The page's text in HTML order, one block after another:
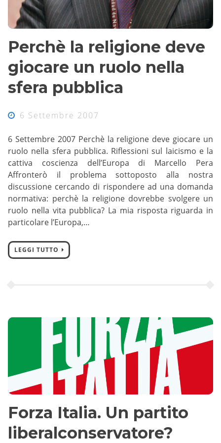
Perchè la religione deve
giocare un ruolo nella
sfera pubblica
6 Settembre 2007
6 Settembre 2007 Perchè la religione deve giocare un
ruolo nella sfera pubblica. Riflessioni sul laicismo e la
cattiva coscienza dell’Europa di Marcello Pera
Affronterò il problema sottoposto alla nostra
discussione cercando di rispondere ad una domanda
normativa: perchè la religione dovrebbe svolgere un
ruolo nella vita pubblica? La mia risposta riguarda in
particolare l’Europa,…
LEGGI TUTTO
Forza Italia. Un partito
liberalconservatore?